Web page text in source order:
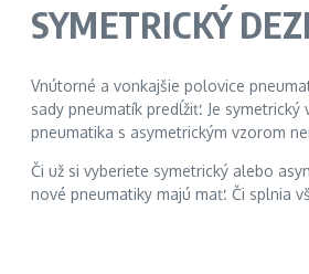
SYMETRICKÝ
Vnútorné a vonkajšie polovice
sady pneumatík predĺžiť. Je
pneumatika s asymetrickým vzorom
Či už si vyberiete symetrický alebo
nové pneumatiky majú mať. Či splnia